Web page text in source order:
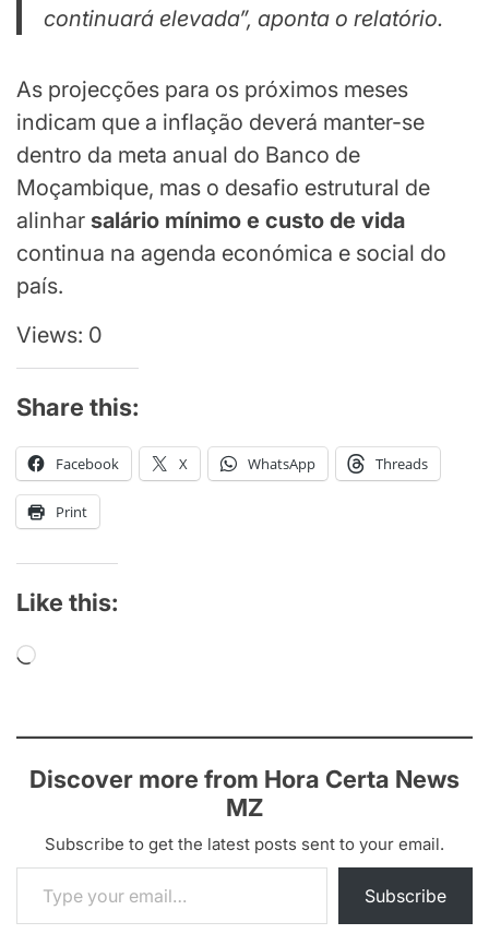
continuará elevada”, aponta o relatório.
As projecções para os próximos meses
indicam que a inflação deverá manter-se
dentro da meta anual do Banco de
Moçambique, mas o desafio estrutural de
alinhar salário mínimo e custo de vida
continua na agenda económica e social do
país.
Views: 0
Share this:
Facebook X WhatsApp Threads
Print
Like this:
Loading…
Discover more from Hora Certa News
MZ
Subscribe to get the latest posts sent to your email.
Type your email…
Subscribe